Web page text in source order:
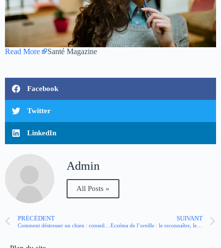
Read More Santé Magazine
Facebook
Twitter
LinkedIn
Admin
All Posts »
PRÉCÉDENT SUIVANT
Eczéma de l’oreille : le reconnaître, le traiter, l’éviter